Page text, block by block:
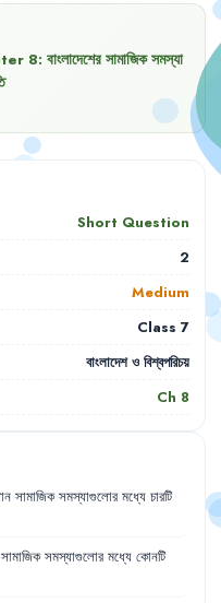
8: বাংলাদেশের সামাজিক সমস্যা
Short Question
2
Medium
Class 7
বাংলাদেশ ও বিশ্বপরিচয়
Ch 8
সামাজিক সমস্যাগুলোর মধ্যে চারটি
সামাজিক সমস্যাগুলোর মধ্যে কোনটি